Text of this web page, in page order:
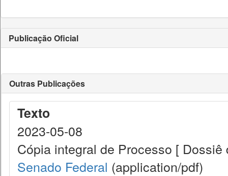
Publicação Oficial
Outras Publicações
Texto
2023-05-08
Cópia integral de Processo [ Dossiê
Senado Federal (application/pdf)